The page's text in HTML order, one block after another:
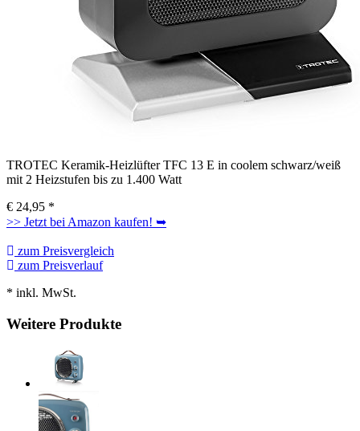
TROTEC Keramik-Heizlüfter TFC 13 E in coolem schwarz/weiß
mit 2 Heizstufen bis zu 1.400 Watt
€ 24,95 *
>> Jetzt bei Amazon kaufen! ➥
zum Preisvergleich
zum Preisverlauf
* inkl. MwSt.
Weitere Produkte